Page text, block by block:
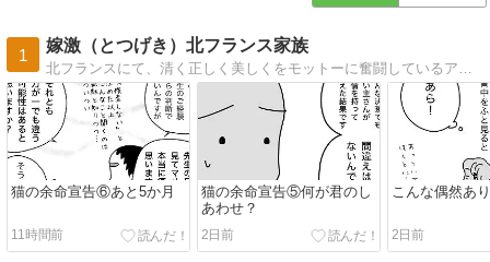
1
嫁激（とつげき）北フランス家族
猫の余命宣告⑥あと5か月
11時間前
猫の余命宣告⑤何が君のし
あわせ？
2日前
こんな偶然あ
2日前